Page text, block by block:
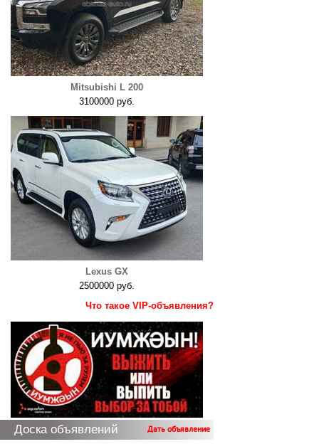
Mitsubishi L 200
3100000 руб.
Lexus GX
2500000 руб.
Что такое VIP-объявления?
Доска объявлений Дать объявление